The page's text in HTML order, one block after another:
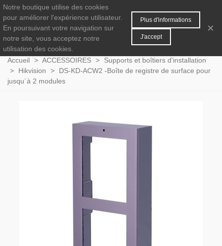
0 MENU
Accueil > ACCESSOIRES >
Supports et boîtiers d'installation
>
Hikvision >
DS-KD-ACW2 -Boîte de registre de surface pour
jusqu´à 2 modules
Notre boutique utilise des cookies
pour améliorer l'expérience utilisateur.
En poursuivant votre navigation sur
notre site, vous acceptez notre
utilisation des cookies.
Plus d'informations
J'accept
×